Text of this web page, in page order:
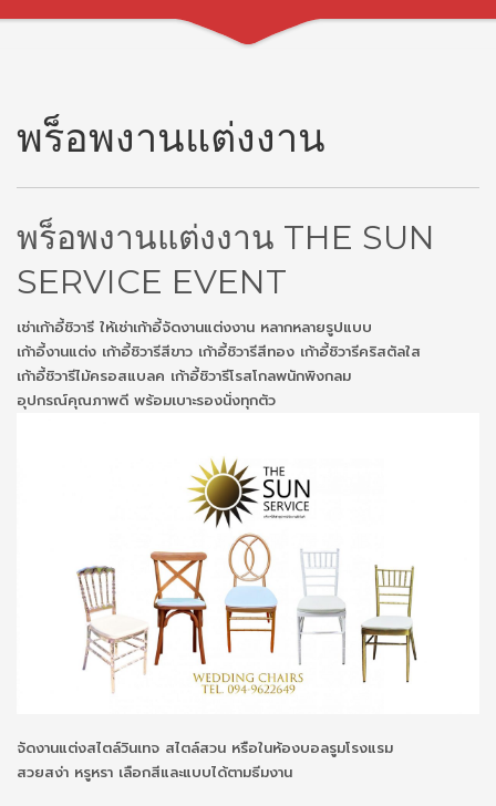
พร็อพงานแต่งงาน
พร็อพงานแต่งงาน THE SUN
SERVICE EVENT
เช่าเก้าอี้ชิวารี ให้เช่าเก้าอี้จัดงานแต่งงาน หลากหลายรูปแบบ
เก้าอี้งานแต่ง เก้าอี้ชิวารีสีขาว เก้าอี้ชิวารีสีทอง เก้าอี้ชิวารีคริสตัลใส
เก้าอี้ชิวารีไม้ครอสแบลค เก้าอี้ชิวารีโรสโกลพนักพิงกลม
อุปกรณ์คุณภาพดี พร้อมเบาะรองนั่งทุกตัว
จัดงานแต่งสไตล์วินเทจ สไตล์สวน หรือในห้องบอลรูมโรงแรม
สวยสง่า หรูหรา เลือกสีและแบบได้ตามธีมงาน